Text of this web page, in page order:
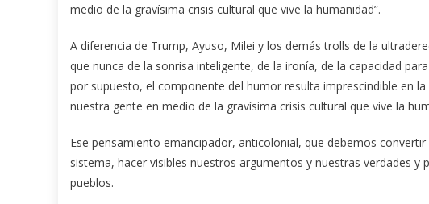
medio de la gravísima crisis cultural que vive la humanidad”.
A diferencia de Trump, Ayuso, Milei y los demás trolls de la
que nunca de la sonrisa inteligente, de la ironía, de la capacidad
por supuesto, el componente del humor resulta imprescindible en
nuestra gente en medio de la gravísima crisis cultural que vive la
Ese pensamiento emancipador, anticolonial, que debemos
sistema, hacer visibles nuestros argumentos y nuestras verdades
pueblos.